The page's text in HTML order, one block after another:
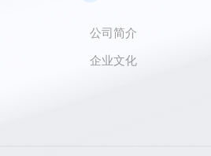
公司简介
企业文化